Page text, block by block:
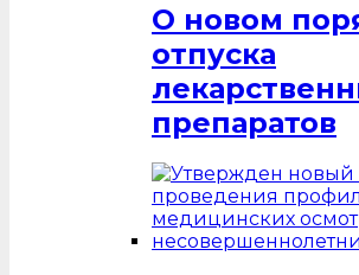
О новом
отпуска
препаратов